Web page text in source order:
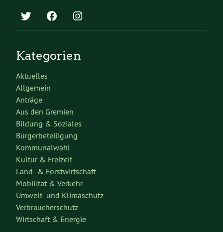
Kategorien
Aktuelles
Allgemein
Anträge
Aus den Gremien
Bildung & Soziales
Bürgerbeteiligung
Kommunalwahl
Kultur & Freizeit
Land- & Forstwirtschaft
Mobilität & Verkehr
Umwelt- und Klimaschutz
Verbraucherschutz
Wirtschaft & Energie